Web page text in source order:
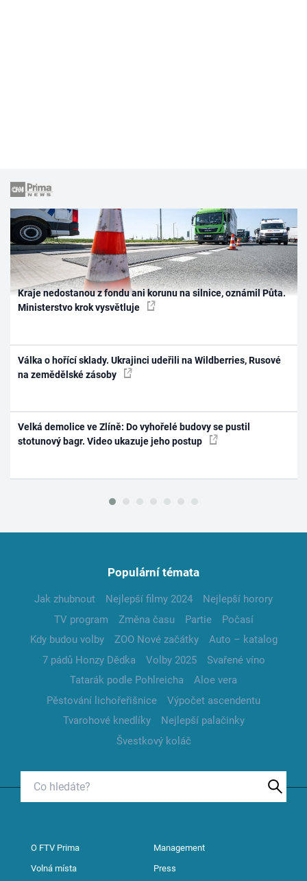
Kraje nedostanou z fondu ani korunu na silnice, oznámil Půta.
Ministerstvo krok vysvětluje
Válka o hořící sklady. Ukrajinci udeřili na Wildberries, Rusové
na zemědělské zásoby
Velká demolice ve Zlíně: Do vyhořelé budovy se pustil
stotunový bagr. Video ukazuje jeho postup
Populární témata
Jak zhubnout Nejlepší filmy 2024
Nejlepší horory
TV program
Změna času Partie
Počasí
Kdy budou volby
ZOO Nové začátky
Auto – katalog
7 pádů Honzy Dědka
Volby 2025
Svařené víno
Tatarák podle Pohlreicha
Aloe vera
Pěstování lichořeřišnice
Výpočet ascendentu
Tvarohové knedlíky
Nejlepší palačinky
Švestkový koláč
O FTV Prima Management
Volná místa Press